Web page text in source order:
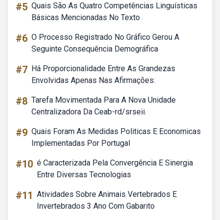
#5 Quais São As Quatro Competências Linguísticas
Básicas Mencionadas No Texto
#6 O Processo Registrado No Gráfico Gerou A
Seguinte Consequência Demográfica
#7 Há Proporcionalidade Entre As Grandezas
Envolvidas Apenas Nas Afirmações:
#8 Tarefa Movimentada Para A Nova Unidade
Centralizadora Da Ceab-rd/srseii.
#9 Quais Foram As Medidas Politicas E Economicas
Implementadas Por Portugal
#10 é Caracterizada Pela Convergência E Sinergia
Entre Diversas Tecnologias
#11 Atividades Sobre Animais Vertebrados E
Invertebrados 3 Ano Com Gabarito